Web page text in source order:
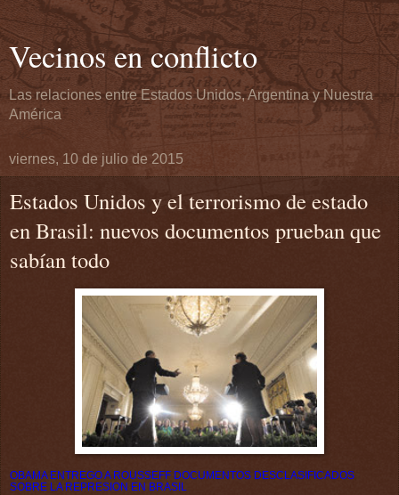
Vecinos en conflicto
Las relaciones entre Estados Unidos, Argentina y Nuestra
América
viernes, 10 de julio de 2015
Estados Unidos y el terrorismo de estado
en Brasil: nuevos documentos prueban que
sabían todo
OBAMA ENTREGO A ROUSSEFF DOCUMENTOS DESCLASIFICADOS
SOBRE LA REPRESION EN BRASIL